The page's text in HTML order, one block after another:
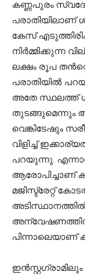
കണ്ണപുരം
പരാതിയിലാണ്
കേസ്
നിർമ്മിക്കുന്ന
ലക്ഷം രൂപ
പരാതിയിൽ
അതേ സ്ഥലത്ത്
തുടങ്ങുമെന്നും
വെങ്കിടേഷും
വിളിച്ച്
പറയുന്നു.
ആരോപിച്ചാണ്
മജിസ്ട്രേറ്റ്
അടിസ്ഥാനത്തിൽ
അന്വേഷണത്തിന്
ഇൻസ്റ്റഗ്രാമിലും